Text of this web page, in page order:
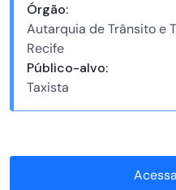
Órgão:
Autarquia de Trânsito e
Recife
Público-alvo:
Taxista